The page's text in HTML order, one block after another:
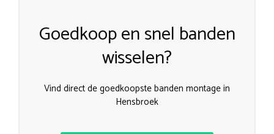
Goedkoop en snel banden
wisselen?
Vind direct de goedkoopste banden montage in
Hensbroek